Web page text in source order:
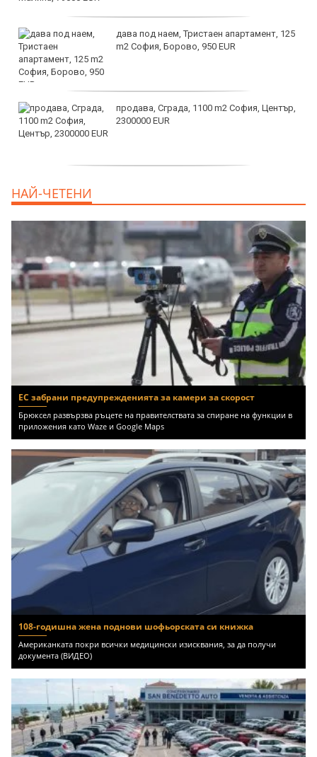
дава под наем, Тристаен апартамент, 125
m2 София, Борово, 950 EUR
продава, Сграда, 1100 m2 София, Център,
2300000 EUR
НАЙ-ЧЕТЕНИ
ЕС забрани предупрежденията за камери за скорост
Брюксел развързва ръцете на правителствата за спиране на функции в
приложения като Waze и Google Maps
108-годишна жена поднови шофьорската си книжка
Американката покри всички медицински изисквания, за да получи
документа (ВИДЕО)